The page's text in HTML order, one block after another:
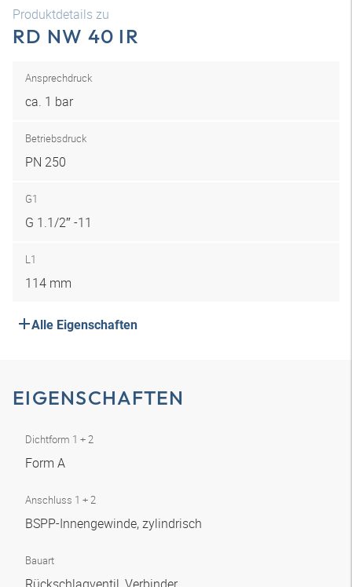
Produktdetails zu
RD NW 40 IR
Ansprechdruck
ca. 1 bar
Betriebsdruck
PN 250
G1
G 1.1/2″ -11
L1
114 mm
Alle Eigenschaften
EIGENSCHAFTEN
Dichtform 1 + 2
Form A
Anschluss 1 + 2
BSPP-Innengewinde, zylindrisch
Bauart